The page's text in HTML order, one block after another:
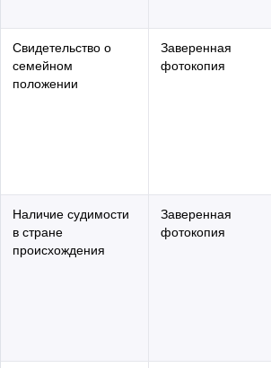
Свидетельство о
семейном
положении
Заверенная
фотокопия
Наличие судимости
в стране
происхождения
Заверенная
фотокопия